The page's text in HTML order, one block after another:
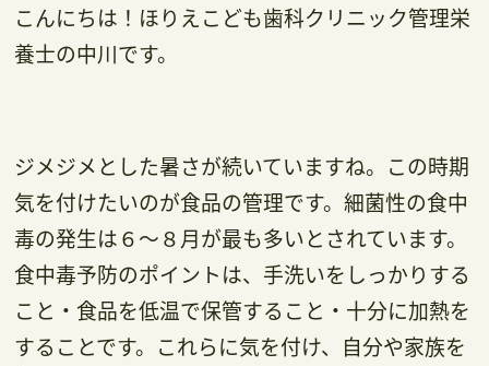
こんにちは！ほりえこども歯科クリニック管理栄
養士の中川です。
ジメジメとした暑さが続いていますね。この時期
気を付けたいのが食品の管理です。細菌性の食中
毒の発生は６～８月が最も多いとされています。
食中毒予防のポイントは、手洗いをしっかりする
こと・食品を低温で保管すること・十分に加熱を
することです。これらに気を付け、自分や家族を